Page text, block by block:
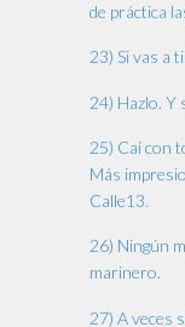
de práctica
23) Si vas a
24) Hazlo. Y
25) Caí con
Más
Calle13.
26) Ningún
marinero.
27) A veces